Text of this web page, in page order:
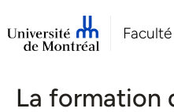
La formation